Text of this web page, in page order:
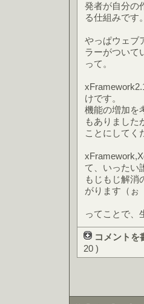
発者が自分の
る仕組みです。
やっぱウェブ
ラーがついて
って。
けです。
機能の増加を
もありました
ことにしてく
て、いったい
もじもじ解消
がります（ぉ
ってことで、
コメントを
20 )